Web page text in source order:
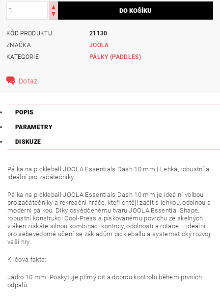
KÓD PRODUKTU
21130
ZNAČKA
JOOLA
KATEGORIE
PÁLKY (PADDLES)
Dotaz
POPIS
PARAMETRY
DISKUZE
Pálka na pickleball JOOLA Essentials Dash 10 mm | Lehká, robustní a
ideální pro začátečníky
Pálka na pickleball JOOLA Essentials Dash 10 mm je ideální volbou
pro začátečníky a rekreační hráče, kteří chtějí začít s lehkou, odolnou a
moderní pálkou. Díky osvědčenému tvaru JOOLA Essential Shape,
robustní konstrukci Cool-Press a pískovanému povrchu ze skelných
vláken získáte silnou kombinaci kontroly, odolnosti a rotace – ideální
pro sebevědomé učení se základům pickleballu a systematický rozvoj
vaší hry.
Klíčová fakta:
Jádro 10 mm: Poskytuje přímý cit a dobrou kontrolu během prvních
odpalů.